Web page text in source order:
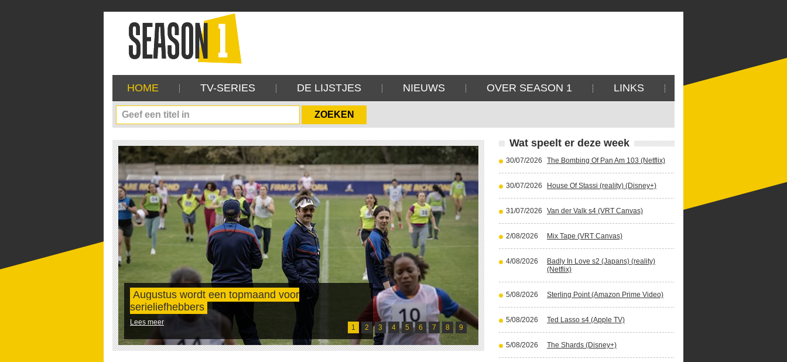
HOME TV-SERIES DE LIJSTJES NIEUWS OVER SEASON 1 LINKS
Augustus wordt een topmaand voor
serieliefhebbers
Lees meer
Cristiano Ronaldo waagt zich aan fictiereeks
Lees meer
1 2 3 4 5 6 7 8 9
Wat speelt er deze week
30/07/2026 The Bombing Of Pan Am 103 (Netflix)
30/07/2026 House Of Stassi (reality) (Disney+)
31/07/2026 Van der Valk s4 (VRT Canvas)
2/08/2026 Mix Tape (VRT Canvas)
4/08/2026
Badly In Love s2 (Japans) (reality)
(Netflix)
5/08/2026 Sterling Point (Amazon Prime Video)
5/08/2026 Ted Lasso s4 (Apple TV)
5/08/2026 The Shards (Disney+)